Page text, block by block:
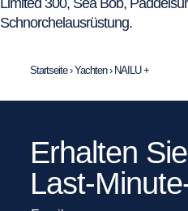
Limited 300, Sea Bob,
Schnorchelausrüstung.
Startseite›Yachten› NAILU +
Erhalten
Last-